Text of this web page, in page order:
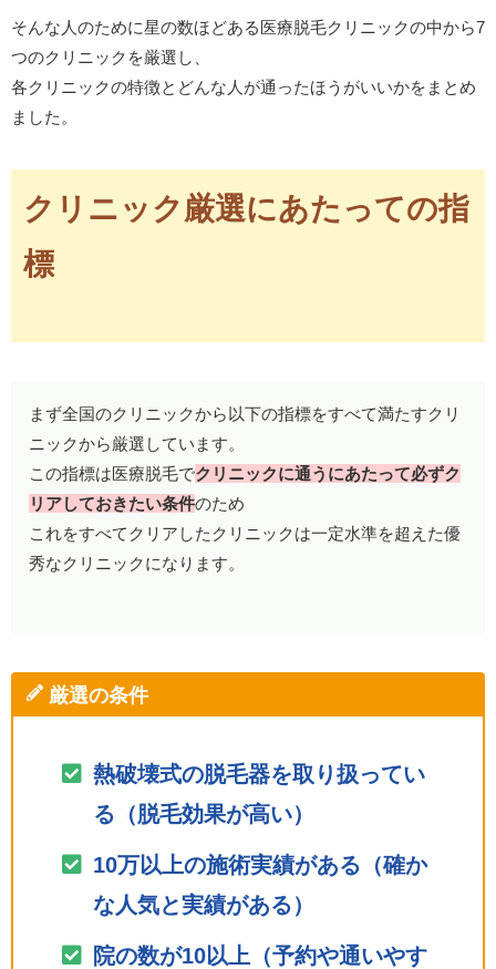
そんな人のために星の数ほどある医療脱毛クリニックの中から7
つのクリニックを厳選し、
各クリニックの特徴とどんな人が通ったほうがいいかをまとめ
ました。
クリニック厳選にあたっての指
標
まず全国のクリニックから以下の指標をすべて満たすクリ
ニックから厳選しています。
この指標は医療脱毛でクリニックに通うにあたって必ずク
リアしておきたい条件のため
これをすべてクリアしたクリニックは一定水準を超えた優
秀なクリニックになります。
厳選の条件
熱破壊式の脱毛器を取り扱ってい
る（脱毛効果が高い）
10万以上の施術実績がある（確か
な人気と実績がある）
院の数が10以上（予約や通いやす